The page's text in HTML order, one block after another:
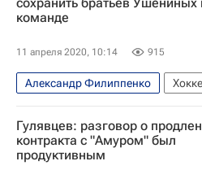
команде
11 апреля 2020, 10:14 915
Александр Филиппенко
КХЛ 2025-2026
Амур
Вячеслав Ушенин
Гулявцев: разговор о
контракта с "Амуром" был
продуктивным